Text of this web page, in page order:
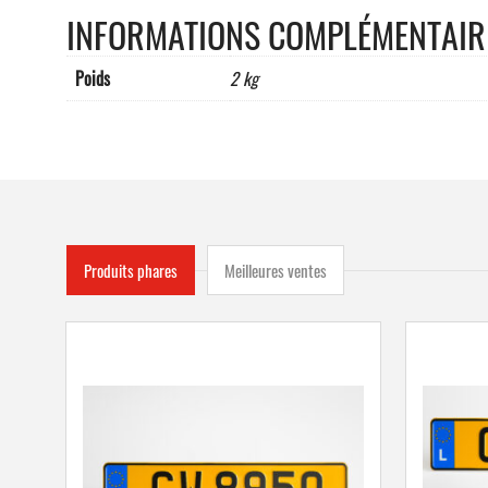
INFORMATIONS
Poids 2 kg
Produits phares Meilleures ventes